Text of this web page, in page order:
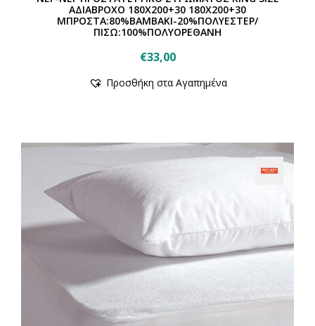
ΑΔΙΑΒΡΟΧΟ 180Χ200+30 180Χ200+30
ΜΠΡΟΣΤΑ:80%ΒΑΜΒΑΚΙ-20%ΠΟΛΥΕΣΤΕΡ/
ΠΙΣΩ:100%ΠΟΛΥΟΡΕΘΑΝΗ
€33,00
Προσθήκη στα Αγαπημένα